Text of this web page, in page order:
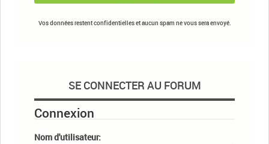
Vos données restent confidentielles et aucun spam ne vous sera envoyé.
SE CONNECTER AU FORUM
Connexion
Nom d'utilisateur: